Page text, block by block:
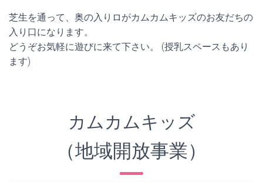
芝生を通って、奥の入りロがカムカムキッズのお友だちの
入り口になります。
どうぞお気軽に遊びに来て下さい。 (授乳スペースもあり
ます)
カムカムキッズ
（地域開放事業）